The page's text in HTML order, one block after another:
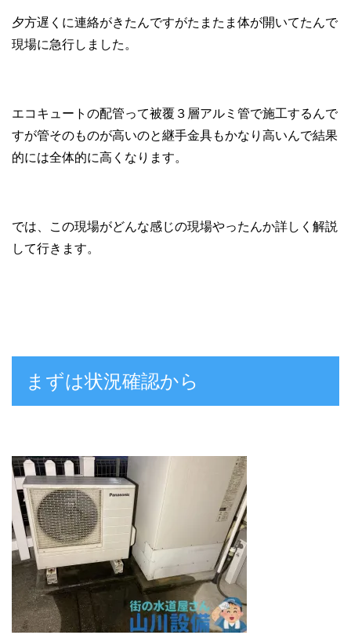
夕方遅くに連絡がきたんですがたまたま体が開いてたんで
現場に急行しました。
エコキュートの配管って被覆３層アルミ管で施工するんで
すが管そのものが高いのと継手金具もかなり高いんで結果
的には全体的に高くなります。
では、この現場がどんな感じの現場やったんか詳しく解説
して行きます。
まずは状況確認から